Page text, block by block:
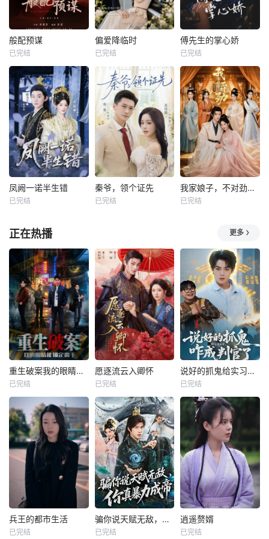
般配预谋
已完结
偏爱降临时
已完结
傅先生的掌心娇
已完结
凤阙一诺半生错
已完结
秦爷，领个证先
已完结
我家娘子，不对劲第四季
已完结
正在热播 更多
重生破案我的眼睛能锁定凶手
已完结
愿逐流云入卿怀
已完结
说好的抓鬼给实习证明，咋成判官了
已完结
兵王的都市生活
已完结
骗你说天赋无敌，你真暴力成帝
已完结
逍遥赘婿
已完结